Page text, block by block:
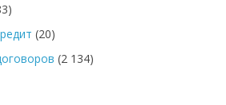
(20)
(2 134)